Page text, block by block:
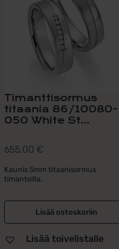
Timanttisormus
titaania 86/10080-
050 White St...
655,00 €
Kaunis 5mm titaanisormus
timanteilla.
Lisää ostoskoriin
Lisää toivelistalle